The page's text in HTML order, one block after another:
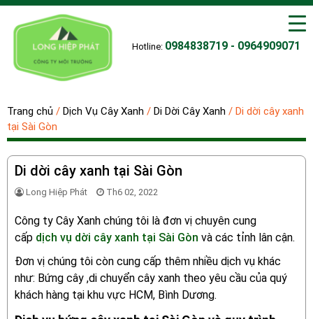
Hotline: 0984838719 - 0964909071
Trang chủ / Dịch Vụ Cây Xanh / Di Dời Cây Xanh / Di dời cây xanh
tại Sài Gòn
Di dời cây xanh tại Sài Gòn
Long Hiệp Phát Th6 02, 2022
Công ty Cây Xanh chúng tôi là đơn vị chuyên cung
cấp dịch vụ dời cây xanh tại Sài Gòn và các tỉnh lân cận.
Đơn vị chúng tôi còn cung cấp thêm nhiều dịch vụ khác
như: Bứng cây ,di chuyển cây xanh theo yêu cầu của quý
khách hàng tại khu vực HCM, Bình Dương.